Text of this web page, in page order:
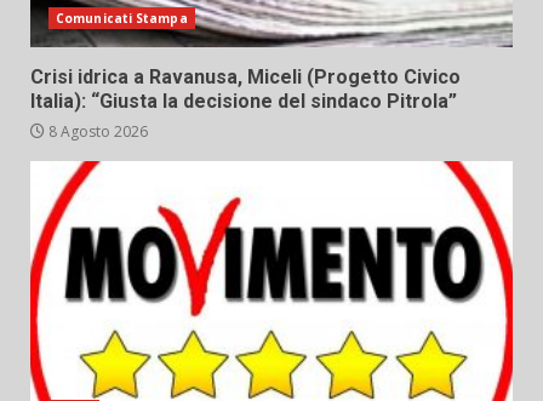
Comunicati Stampa
Crisi idrica a Ravanusa, Miceli (Progetto Civico
Italia): “Giusta la decisione del sindaco Pitrola”
8 Agosto 2026